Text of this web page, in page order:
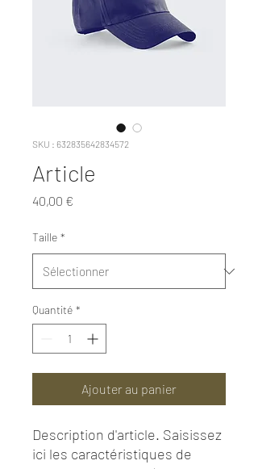
SKU : 632835642834572
Article
40,00 €
Taille *
Quantité *
Ajouter au panier
Description d'article. Saisissez
ici les caractéristiques de